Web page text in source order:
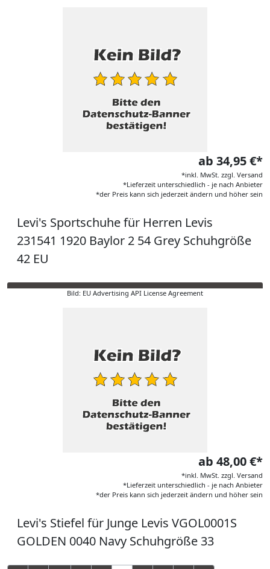
ab 34,95 €*
*inkl. MwSt. zzgl. Versand
*Lieferzeit unterschiedlich - je nach Anbieter
*der Preis kann sich jederzeit ändern und höher sein
Levi's Sportschuhe für Herren Levis
231541 1920 Baylor 2 54 Grey Schuhgröße
42 EU
Bild: EU Advertising API License Agreement
ab 48,00 €*
*inkl. MwSt. zzgl. Versand
*Lieferzeit unterschiedlich - je nach Anbieter
*der Preis kann sich jederzeit ändern und höher sein
Levi's Stiefel für Junge Levis VGOL0001S
GOLDEN 0040 Navy Schuhgröße 33